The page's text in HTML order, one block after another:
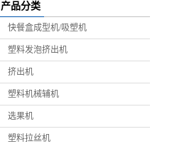
产品分类
快餐盒成型机/吸塑机
塑料发泡挤出机
挤出机
塑料机械辅机
选果机
塑料拉丝机